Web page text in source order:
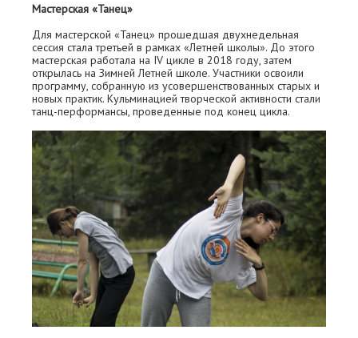
Мастерская «Танец»
Для мастерской «Танец» прошедшая двухнедельная
сессия стала третьей в рамках «Летней школы». До этого
мастерская работала на IV цикле в 2018 году, затем
открылась на Зимней Летней школе. Участники освоили
программу, собранную из усовершенствованных старых и
новых практик. Кульминацией творческой активности стали
танц-перформансы, проведенные под конец цикла.